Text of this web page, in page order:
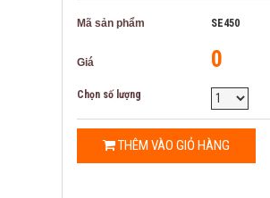
Mã sản phẩm SE450
Giá 0
Chọn số lượng
THÊM VÀO GIỎ HÀNG